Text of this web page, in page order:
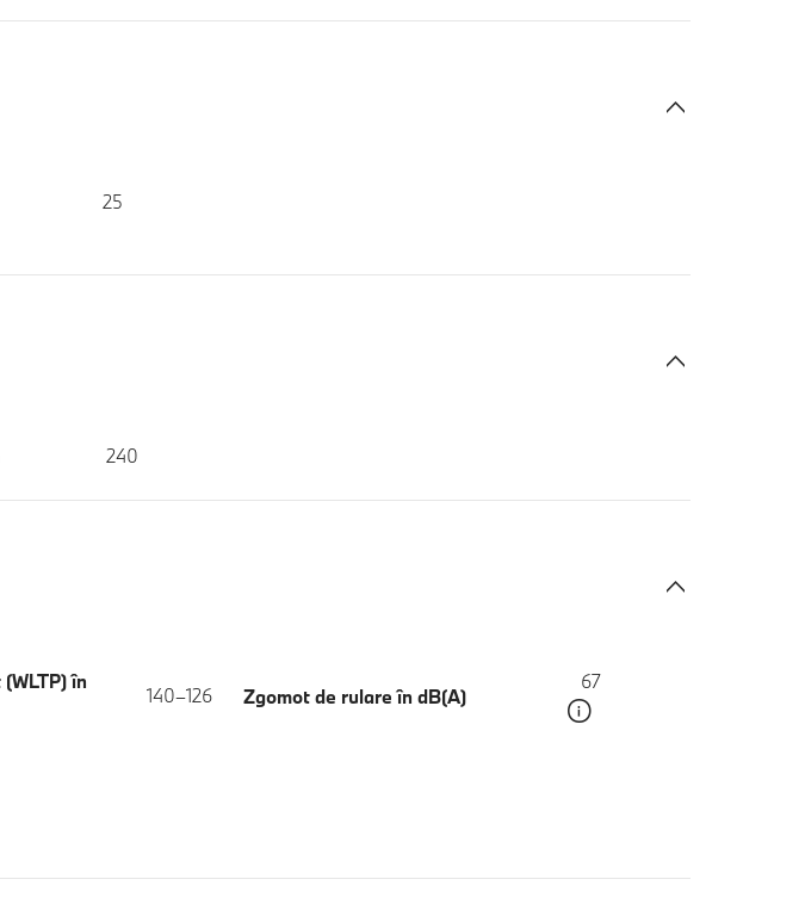
25
240
în
140–126 Zgomot de rulare în dB(A)
67